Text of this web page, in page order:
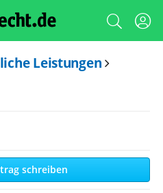
Leistungen
schreiben